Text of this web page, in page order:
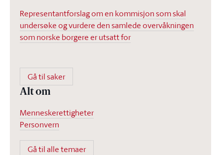
Representantforslag om en kommisjon som skal
undersøke og vurdere den samlede overvåkningen
som norske borgere er utsatt for
Gå til saker
Alt om
Menneskerettigheter
Personvern
Gå til alle temaer